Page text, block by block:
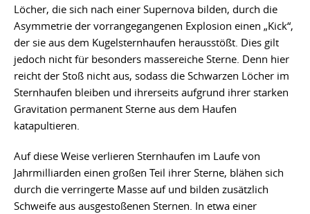
Löcher, die sich nach einer Supernova bilden, durch die
Asymmetrie der vorrangegangenen Explosion einen „Kick“,
der sie aus dem Kugelsternhaufen herausstößt. Dies gilt
jedoch nicht für besonders massereiche Sterne. Denn hier
reicht der Stoß nicht aus, sodass die Schwarzen Löcher im
Sternhaufen bleiben und ihrerseits aufgrund ihrer starken
Gravitation permanent Sterne aus dem Haufen
katapultieren.
Auf diese Weise verlieren Sternhaufen im Laufe von
Jahrmilliarden einen großen Teil ihrer Sterne, blähen sich
durch die verringerte Masse auf und bilden zusätzlich
Schweife aus ausgestoßenen Sternen. In etwa einer